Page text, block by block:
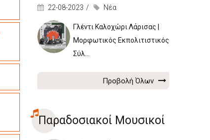
22-08-2023 Νέα
Γλέντι Καλοχώρι Λάρισας |
Μορφωτικός Εκπολιτιστικός
Σύλ...
Προβολή Όλων
Παραδοσιακοί Μουσικοί